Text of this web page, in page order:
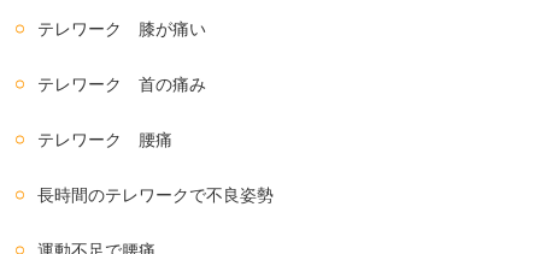
テレワーク 膝が痛い
テレワーク 首の痛み
テレワーク 腰痛
長時間のテレワークで不良姿勢